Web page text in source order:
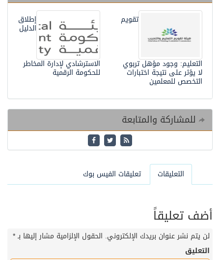
إطلاق
الدليل
الاسترشادي لإدارة المخاطر
للحكومة الرقمية
تقويم
التعليم: وجود مؤهل تربوي
لا يؤثر على نتيجة اختبارات
التخصص للمعلمين
للمشاركة والمتابعة
التعليقات تعليقات الفيس بوك
أضف تعليقاً
لن يتم نشر عنوان بريدك الإلكتروني. الحقول الإلزامية مشار إليها بـ*
التعليق